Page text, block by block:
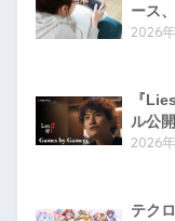
ース
2026
『
ル公
2026
テク